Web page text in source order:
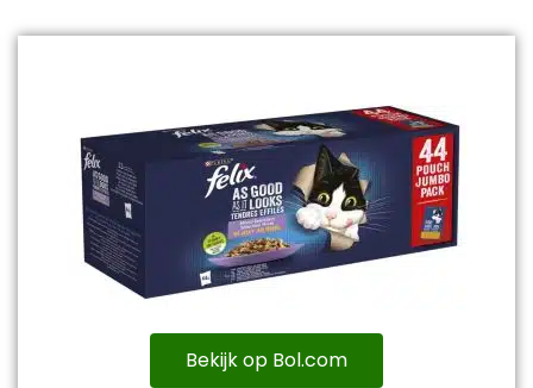
Bekijk op Bol.com